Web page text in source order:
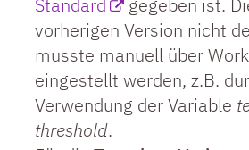
Standard
gegeben ist.
vorherigen Version nicht
musste manuell über
eingestellt werden, z.B.
Verwendung der Variable
threshold.